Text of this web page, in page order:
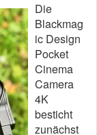
Die
Blackmag
ic Design
Pocket
Cinema
Camera
4K
besticht
zunächst